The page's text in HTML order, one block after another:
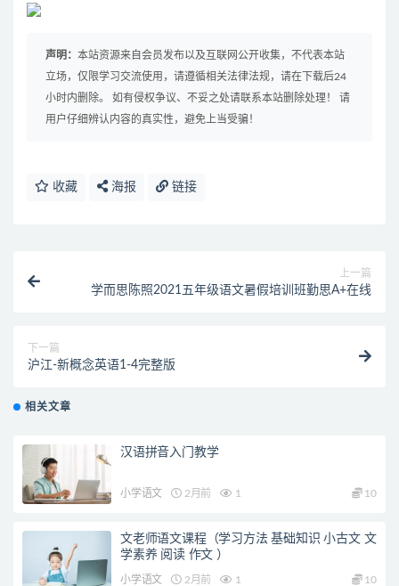
声明： 本站资源来自会员发布以及互联网公开收集，不代表本站
立场，仅限学习交流使用，请遵循相关法律法规，请在下载后24
小时内删除。 如有侵权争议、不妥之处请联系本站删除处理！ 请
用户仔细辨认内容的真实性，避免上当受骗！
收藏 海报 链接
上一篇
学而思陈照2021五年级语文暑假培训班勤思A+在线
下一篇
沪江-新概念英语1-4完整版
相关文章
汉语拼音入门教学
小学语文 2月前 1 10
文老师语文课程（学习方法 基础知识 小古文 文
学素养 阅读 作文 ）
小学语文 2月前 1 10